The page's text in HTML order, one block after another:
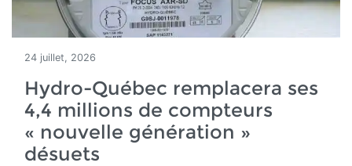
24 juillet, 2026
Hydro-Québec remplacera ses
4,4 millions de compteurs
« nouvelle génération »
désuets